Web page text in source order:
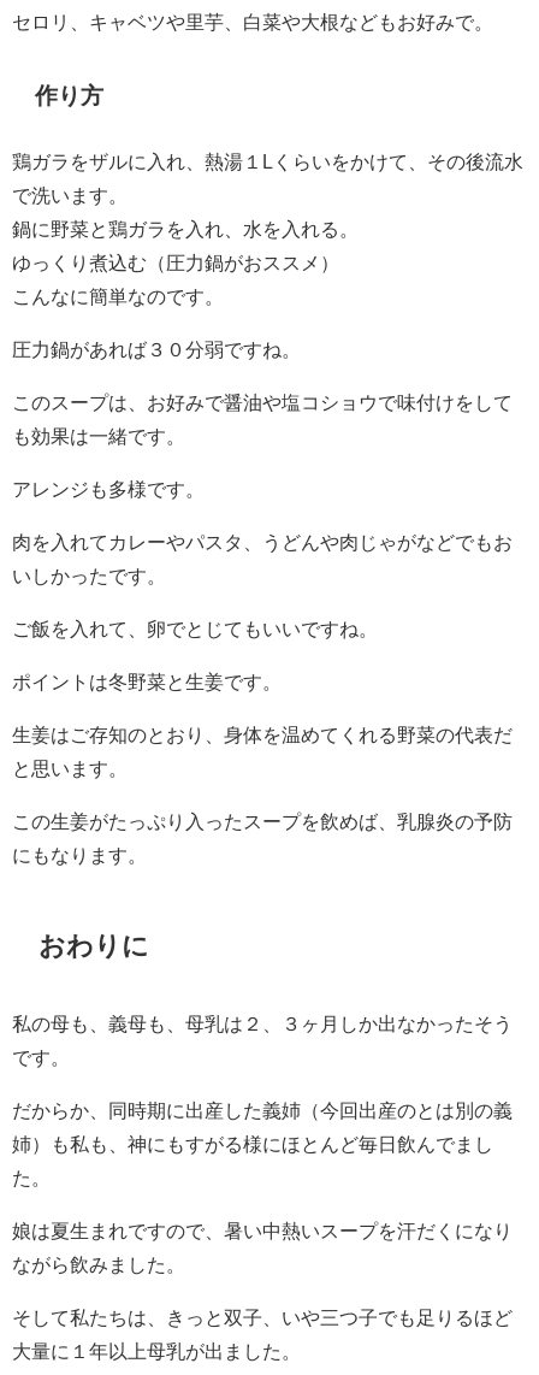
セロリ、キャベツや里芋、白菜や大根などもお好みで。
作り方
鶏ガラをザルに入れ、熱湯１Lくらいをかけて、その後流水
で洗います。
鍋に野菜と鶏ガラを入れ、水を入れる。
ゆっくり煮込む（圧力鍋がおススメ）
こんなに簡単なのです。
圧力鍋があれば３０分弱ですね。
このスープは、お好みで醤油や塩コショウで味付けをして
も効果は一緒です。
アレンジも多様です。
肉を入れてカレーやパスタ、うどんや肉じゃがなどでもお
いしかったです。
ご飯を入れて、卵でとじてもいいですね。
ポイントは冬野菜と生姜です。
生姜はご存知のとおり、身体を温めてくれる野菜の代表だ
と思います。
この生姜がたっぷり入ったスープを飲めば、乳腺炎の予防
にもなります。
おわりに
私の母も、義母も、母乳は２、３ヶ月しか出なかったそう
です。
だからか、同時期に出産した義姉（今回出産のとは別の義
姉）も私も、神にもすがる様にほとんど毎日飲んでまし
た。
娘は夏生まれですので、暑い中熱いスープを汗だくになり
ながら飲みました。
そして私たちは、きっと双子、いや三つ子でも足りるほど
大量に１年以上母乳が出ました。